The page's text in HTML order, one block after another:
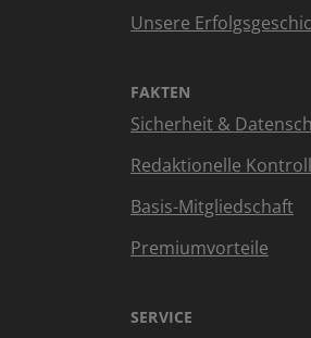
Unsere
FAKTEN
Sicherheit &
Redaktionelle
Basis-Mitgliedschaft
Premiumvorteile
SERVICE